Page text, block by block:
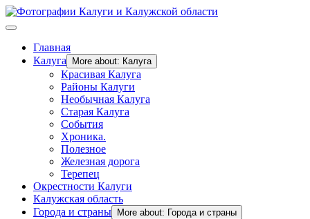
Главная
Калуга
More about: Калуга
Красивая Калуга
Районы Калуги
Необычная Калуга
Старая Калуга
События
Хроника.
Полезное
Железная дорога
Терепец
Окрестности Калуги
Калужская область
Города и страны
More about: Города и страны